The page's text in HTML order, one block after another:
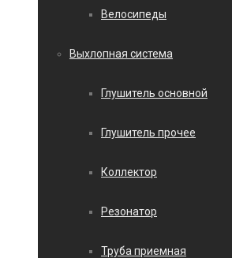
Велосипеды
Выхлопная система
Глушитель основной
Глушитель прочее
Коллектор
Резонатор
Труба приемная